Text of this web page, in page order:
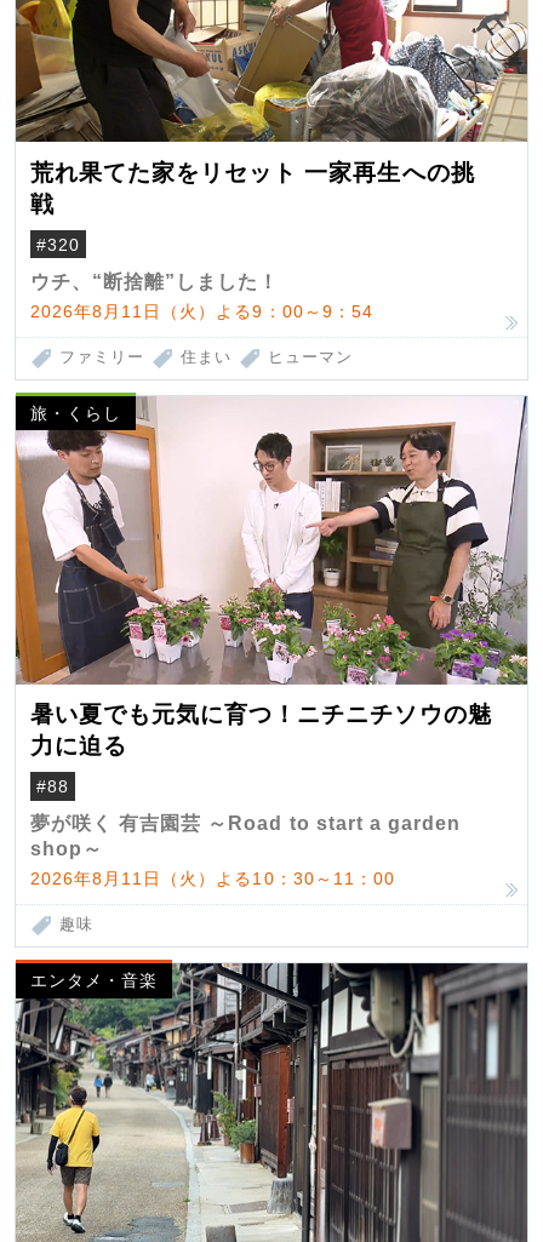
荒れ果てた家をリセット 一家再生への挑
戦
#320
ウチ、“断捨離”しました！
2026年8月11日（火）よる9：00～9：54
ファミリー 住まい ヒューマン
旅・くらし
暑い夏でも元気に育つ！ニチニチソウの魅
力に迫る
#88
夢が咲く 有吉園芸 ～Road to start a garden
shop～
2026年8月11日（火）よる10：30～11：00
趣味
エンタメ・音楽